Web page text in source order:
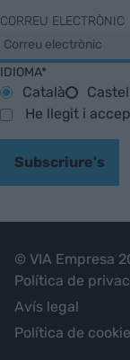
CORREU ELECTRÒNIC
IDIOMA*
Català
He llegit i
Subscriure's
© VIA Empresa
Política de
Avís legal
Política de